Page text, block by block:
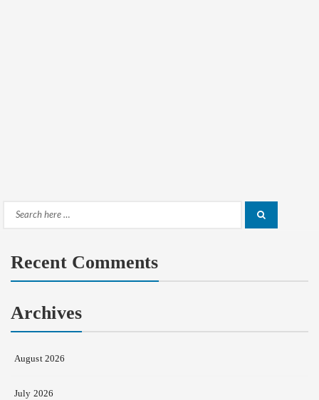
Search
Recent Comments
Archives
August 2026
July 2026